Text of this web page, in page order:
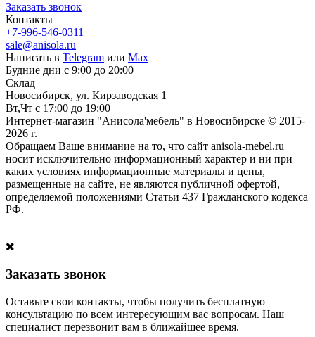
Заказать звонок
Контакты
+7-996-546-0311
sale@anisola.ru
Написать в Telegram или Max
Будние дни с 9:00 до 20:00
Склад
Новосибирск, ул. Кирзаводская 1
Вт,Чт с 17:00 до 19:00
Интернет-магазин "Анисола'мебель" в Новосибирске © 2015-
2026 г.
Обращаем Ваше внимание на то, что сайт anisola-mebel.ru
носит исключительно информационный характер и ни при
каких условиях информационные материалы и цены,
размещенные на сайте, не являются публичной офертой,
определяемой положениями Статьи 437 Гражданского кодекса
РФ.
Заказать звонок
Оставьте свои контакты, чтобы получить бесплатную
консультацию по всем интересующим вас вопросам. Наш
специалист перезвонит вам в ближайшее время.